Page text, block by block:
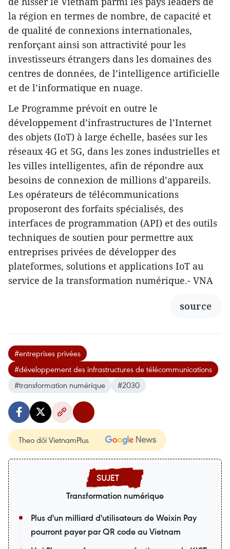
la région en termes de nombre, de capacité et
de qualité de connexions internationales,
renforçant ainsi son attractivité pour les
investisseurs étrangers dans les domaines des
centres de données, de l’intelligence artificielle
et de l’informatique en nuage.
Le Programme prévoit en outre le
développement d’infrastructures de l’Internet
des objets (IoT) à large échelle, basées sur les
réseaux 4G et 5G, dans les zones industrielles et
les villes intelligentes, afin de répondre aux
besoins de connexion de millions d’appareils.
Les opérateurs de télécommunications
proposeront des forfaits spécialisés, des
interfaces de programmation (API) et des outils
techniques de soutien pour permettre aux
entreprises privées de développer des
plateformes, solutions et applications IoT au
service de la transformation numérique.- VNA
source
#entreprises privées
#développement des infrastructures de télécommunications
#transformation numérique
#2030
Theo dõi VietnamPlus
Transformation numérique
Plus d'un milliard d'utilisateurs de Weixin Pay
pourront payer par QR code au Vietnam